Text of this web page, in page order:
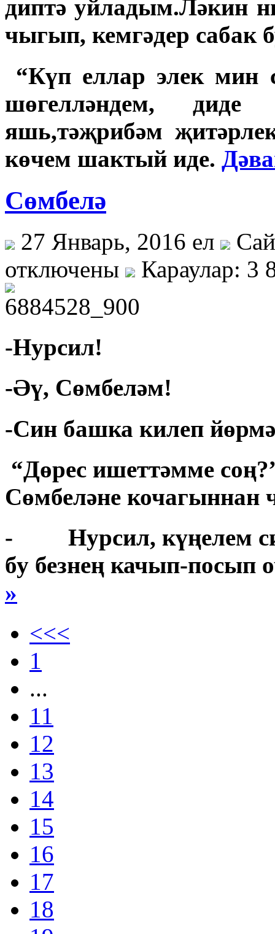
диптә уйладым.Ләкин
чыгып, кемгәдер сабак
“Күп еллар элек мин
шөгелләндем,
яшь,тәҗрибәм
көчем шактый иде.
Сөмбелә
27 Январь, 2016 ел
отключены
Караулар: 3
-Нурсил!
-Әү, Сөмбеләм!
-Син башка килеп
“Дөрес ишеттәмме
Сөмбеләне кочагыннан
- Нурсил, күңелем
бу безнең качып-посып
»
<<<
1
...
11
12
13
14
15
16
17
18